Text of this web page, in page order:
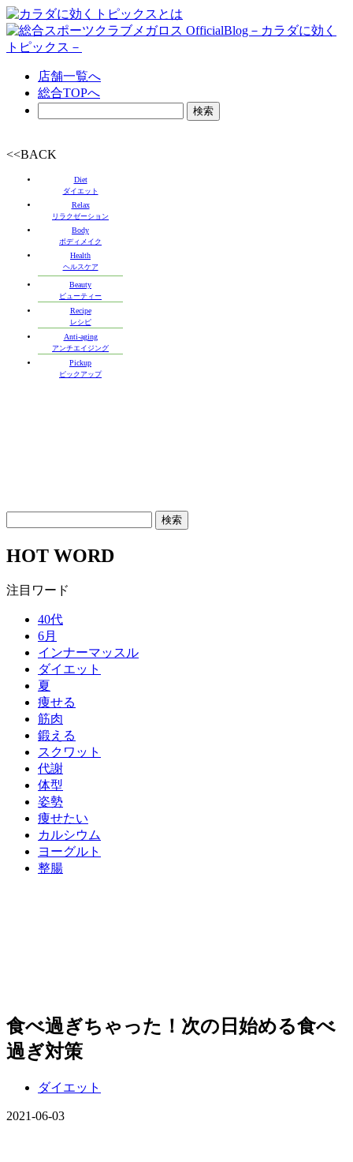
店舗一覧へ
総合TOPへ
<<BACK
Diet
ダイエット
Relax
リラクゼーション
Body
ボディメイク
Health
ヘルスケア
Beauty
ビューティー
Recipe
レシピ
Anti-aging
アンチエイジング
Pickup
ピックアップ
HOT WORD
注目ワード
40代
6月
インナーマッスル
ダイエット
夏
痩せる
筋肉
鍛える
スクワット
代謝
体型
姿勢
痩せたい
カルシウム
ヨーグルト
整腸
食べ過ぎちゃった！次の日始める食べ
過ぎ対策
ダイエット
2021-06-03